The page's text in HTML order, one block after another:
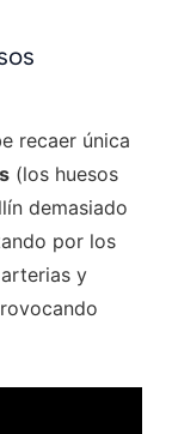
recaer única
(los huesos
demasiado
por los
y